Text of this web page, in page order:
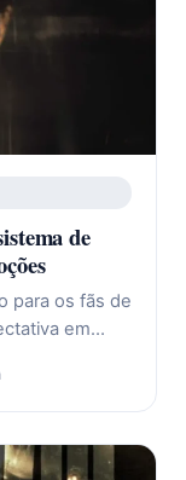
de
para os fãs de
em…